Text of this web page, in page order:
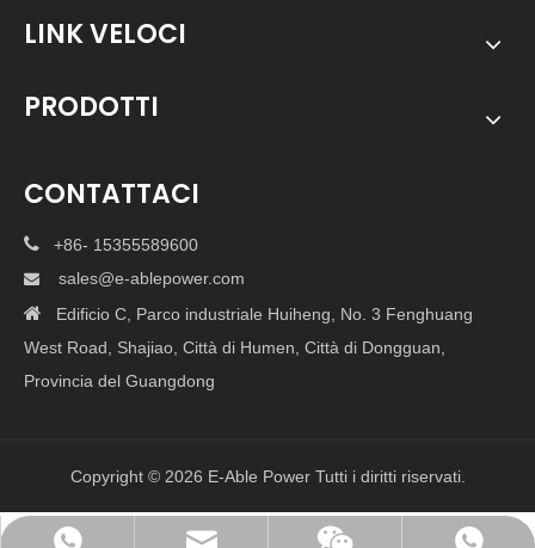
LINK VELOCI
PRODOTTI
CONTATTACI
 +86- 15355589600

sales@e-ablepower.com
 Edificio C, Parco industriale Huiheng, No. 3 Fenghuang
West Road, Shajiao, Città di Humen, Città di Dongguan,
Provincia del Guangdong
Copyright © 2026 E-Able Power Tutti i diritti riservati.